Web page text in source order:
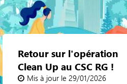
Retour sur l'opération
Clean Up au CSC RG !
Mis à jour le 29/01/2026